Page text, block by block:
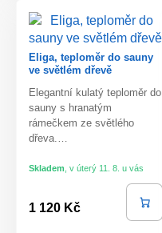
Eliga, teploměr do sauny
ve světlém dřevě
Elegantní kulatý teploměr do
sauny s hranatým
rámečkem ze světlého
dřeva.…
Skladem v úterý 11. 8. u vás
1 120 Kč